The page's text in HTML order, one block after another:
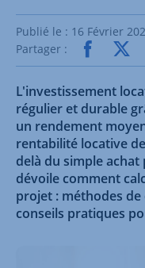
Publié le : 16 Février
Partager :
L'investissement
régulier et durable
un rendement
rentabilité locative
delà du simple
dévoile comment
projet : méthodes
conseils pratiques